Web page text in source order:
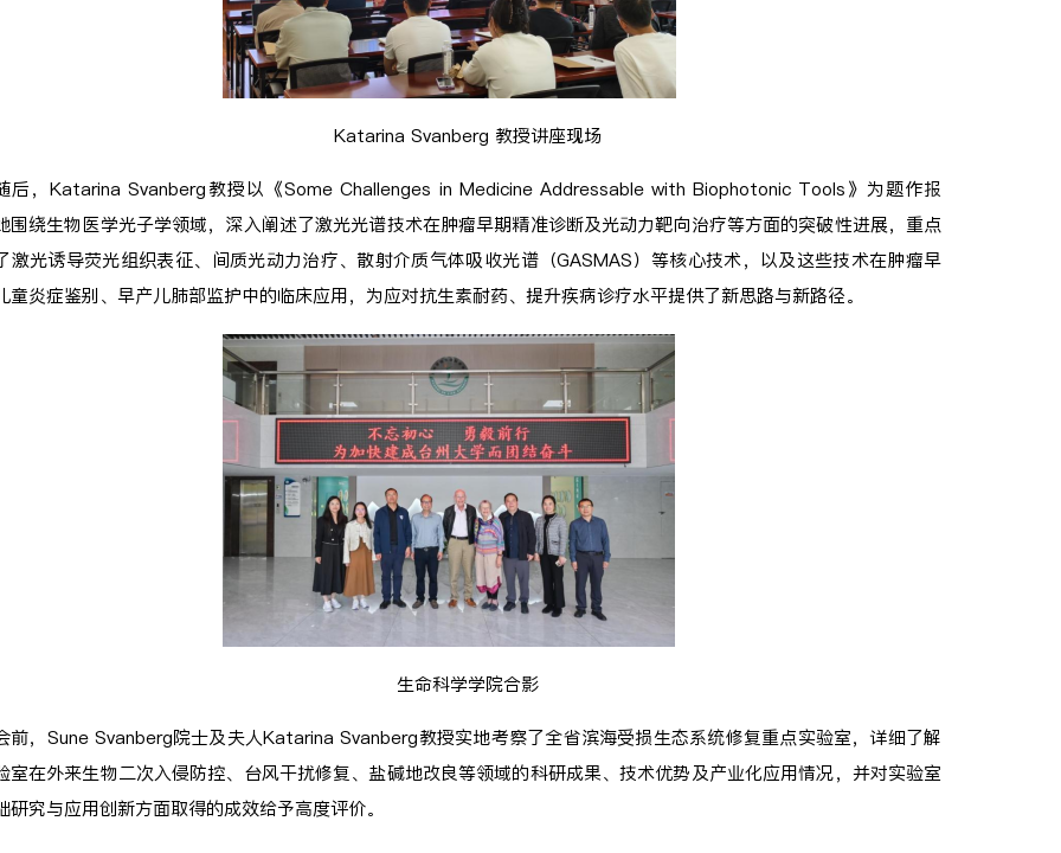
Katarina Svanberg 教授讲座现场
后，Katarina Svanberg教授以《Some Challenges in Medicine Addressable with Biophotonic Tools》为题作报
围绕生物医学光子学领域，深入阐述了激光光谱技术在肿瘤早期精准诊断及光动力靶向治疗等方面的突破性进展，重点
激光诱导荧光组织表征、间质光动力治疗、散射介质气体吸收光谱（GASMAS）等核心技术，以及这些技术在肿瘤早
童炎症鉴别、早产儿肺部监护中的临床应用，为应对抗生素耐药、提升疾病诊疗水平提供了新思路与新路径。
生命科学学院合影
前，Sune Svanberg院士及夫人Katarina Svanberg教授实地考察了全省滨海受损生态系统修复重点实验室，详细了解
室在外来生物二次入侵防控、台风干扰修复、盐碱地改良等领域的科研成果、技术优势及产业化应用情况，并对实验室
研究与应用创新方面取得的成效给予高度评价。